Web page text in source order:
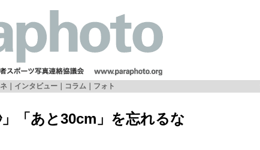
｜ インタビュー｜ コラム｜ フォト
「あと30cm」を忘れるな